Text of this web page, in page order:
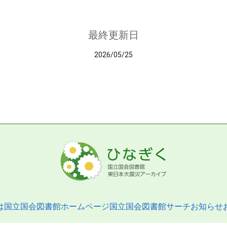
最終更新日
2026/05/25
国立国会図書館ホームページ国立国会図書館サーチお知らせ